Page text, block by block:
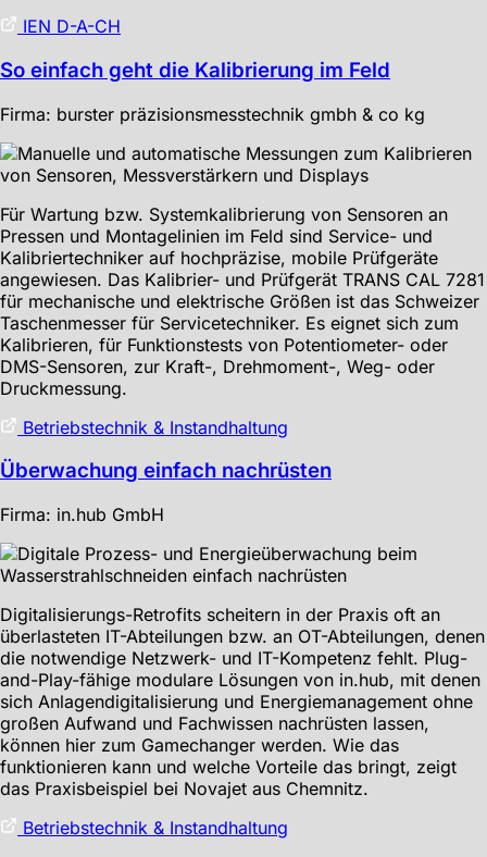
IEN D-A-CH
So einfach geht die Kalibrierung im Feld
Firma: burster präzisionsmesstechnik gmbh & co kg
Für Wartung bzw. Systemkalibrierung von Sensoren an
Pressen und Montagelinien im Feld sind Service- und
Kalibriertechniker auf hochpräzise, mobile Prüfgeräte
angewiesen. Das Kalibrier- und Prüfgerät TRANS CAL 7281
für mechanische und elektrische Größen ist das Schweizer
Taschenmesser für Servicetechniker. Es eignet sich zum
Kalibrieren, für Funktionstests von Potentiometer- oder
DMS-Sensoren, zur Kraft-, Drehmoment-, Weg- oder
Druckmessung.
Betriebstechnik & Instandhaltung
Überwachung einfach nachrüsten
Firma: in.hub GmbH
Digitalisierungs-Retrofits scheitern in der Praxis oft an
überlasteten IT-Abteilungen bzw. an OT-Abteilungen, denen
die notwendige Netzwerk- und IT-Kompetenz fehlt. Plug-
and-Play-fähige modulare Lösungen von in.hub, mit denen
sich Anlagendigitalisierung und Energiemanagement ohne
großen Aufwand und Fachwissen nachrüsten lassen,
können hier zum Gamechanger werden. Wie das
funktionieren kann und welche Vorteile das bringt, zeigt
das Praxisbeispiel bei Novajet aus Chemnitz.
Betriebstechnik & Instandhaltung